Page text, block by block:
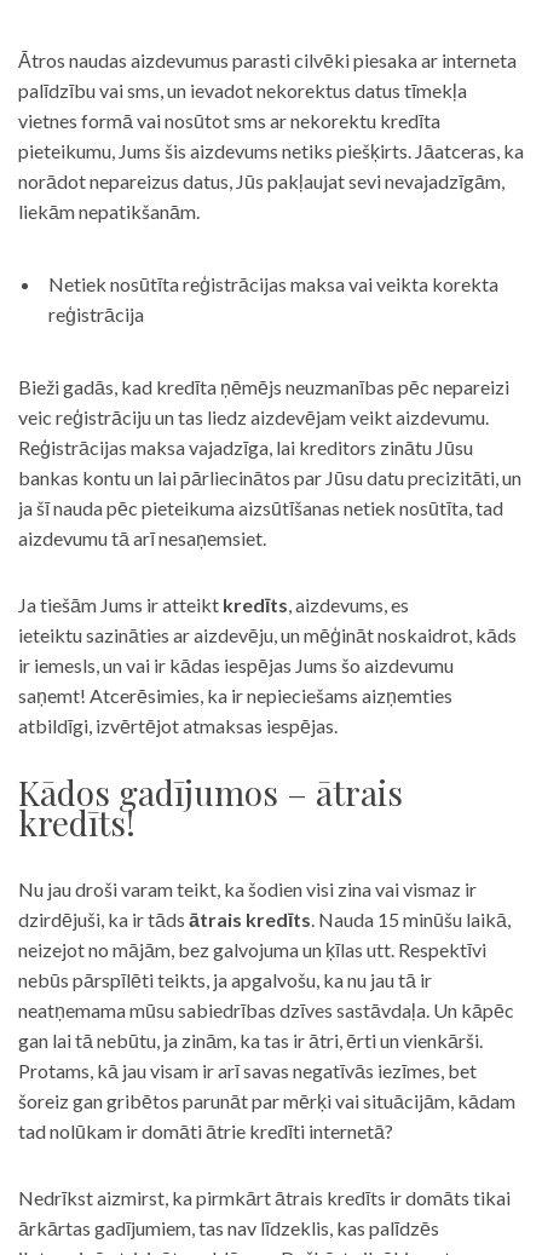
Ātros naudas aizdevumus parasti cilvēki piesaka ar interneta
palīdzību vai sms, un ievadot nekorektus datus tīmekļa
vietnes formā vai nosūtot sms ar nekorektu kredīta
pieteikumu, Jums šis aizdevums netiks piešķirts. Jāatceras, ka
norādot nepareizus datus, Jūs pakļaujat sevi nevajadzīgām,
liekām nepatikšanām.
Netiek nosūtīta reģistrācijas maksa vai veikta korekta
reģistrācija
Bieži gadās, kad kredīta ņēmējs neuzmanības pēc nepareizi
veic reģistrāciju un tas liedz aizdevējam veikt aizdevumu.
Reģistrācijas maksa vajadzīga, lai kreditors zinātu Jūsu
bankas kontu un lai pārliecinātos par Jūsu datu precizitāti, un
ja šī nauda pēc pieteikuma aizsūtīšanas netiek nosūtīta, tad
aizdevumu tā arī nesaņemsiet.
Ja tiešām Jums ir atteikt kredīts, aizdevums, es
ieteiktu sazināties ar aizdevēju, un mēģināt noskaidrot, kāds
ir iemesls, un vai ir kādas iespējas Jums šo aizdevumu
saņemt! Atcerēsimies, ka ir nepieciešams aizņemties
atbildīgi, izvērtējot atmaksas iespējas.
Kādos gadījumos – ātrais
kredīts!
Nu jau droši varam teikt, ka šodien visi zina vai vismaz ir
dzirdējuši, ka ir tāds ātrais kredīts. Nauda 15 minūšu laikā,
neizejot no mājām, bez galvojuma un ķīlas utt. Respektīvi
nebūs pārspīlēti teikts, ja apgalvošu, ka nu jau tā ir
neatņemama mūsu sabiedrības dzīves sastāvdaļa. Un kāpēc
gan lai tā nebūtu, ja zinām, ka tas ir ātri, ērti un vienkārši.
Protams, kā jau visam ir arī savas negatīvās iezīmes, bet
šoreiz gan gribētos parunāt par mērķi vai situācijām, kādam
tad nolūkam ir domāti ātrie kredīti internetā?
Nedrīkst aizmirst, ka pirmkārt ātrais kredīts ir domāts tikai
ārkārtas gadījumiem, tas nav līdzeklis, kas palīdzēs